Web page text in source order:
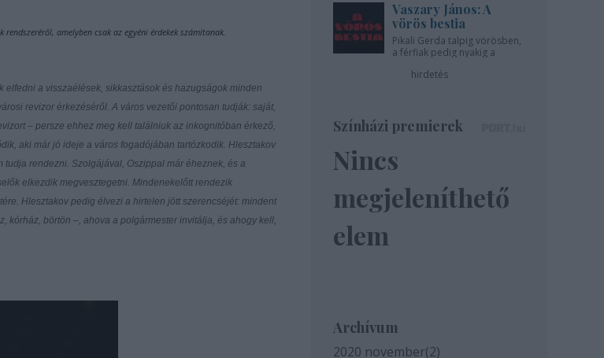
amelyben csak az egyéni érdekek számítanak.
a visszaélések, sikkasztások és hazugságok minden
revizor érkezéséről. A város vezetői pontosan tudják: saját,
– persze ehhez meg kell találniuk az inkognitóban érkező,
aki már jó ideje a város fogadójában tartózkodik. Hlesztakov
rendezni. Szolgájával, Oszippal már éheznek, és a
elkezdik megvesztegetni. Mindenekelőtt rendezik
Hlesztakov pedig élvezi a hirtelen jött szerencséjét: mindent
kórház, börtön –, ahova a polgármester invitálja, és ahogy kell,
Vaszary János: A
vörös bestia
Pikali Gerda talpig vörösben,
a férfiak pedig nyakig a
hirdetés
Színházi premierek
Nincs
megjeleníthető
elem
Archívum
2020 november(2)